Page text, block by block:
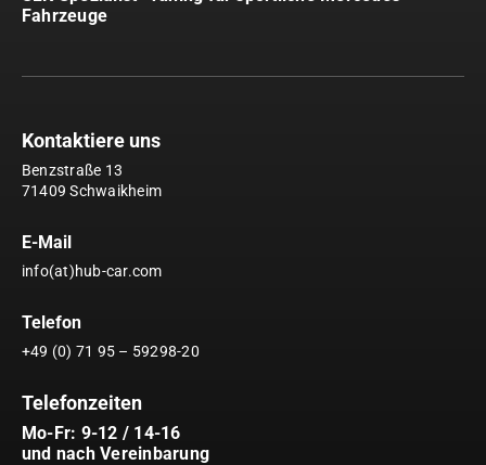
Fahrzeuge
Kontaktiere uns
Benzstraße 13
71409 Schwaikheim
E-Mail
info(at)hub-car.com
Telefon
+49 (0) 71 95 – 59298-20
Telefonzeiten
Mo-Fr: 9-12 / 14-16
und nach Vereinbarung